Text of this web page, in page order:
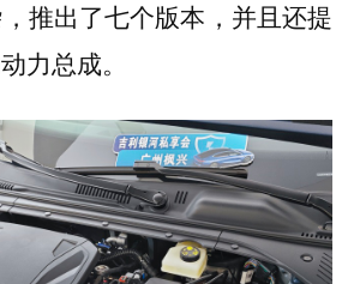
推出了七个版本，并且还提
力总成。